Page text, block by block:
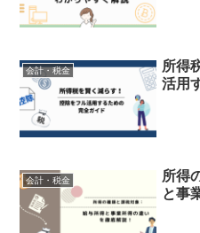
会計・税金
所得
活用
会計・税金
所得
と事